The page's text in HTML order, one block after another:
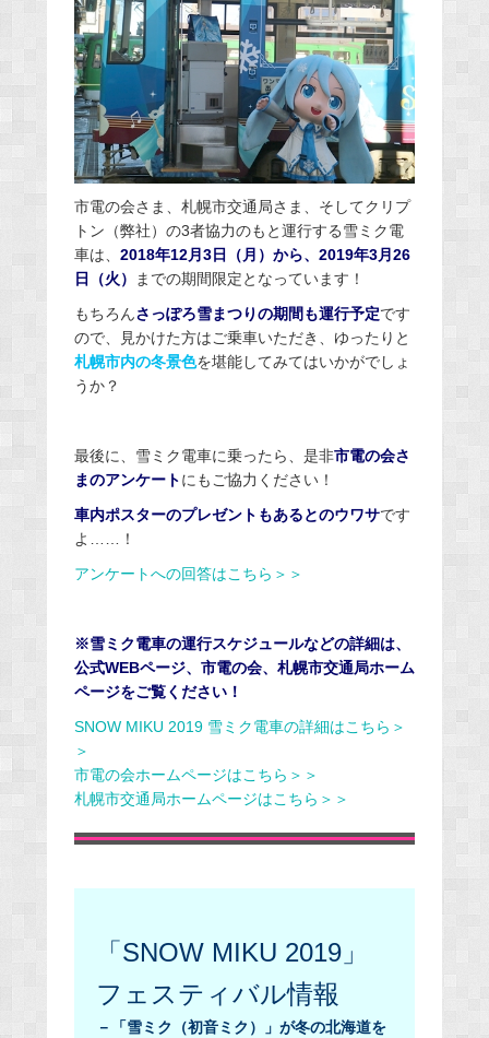
市電の会さま、札幌市交通局さま、そしてクリプ
トン（弊社）の3者協力のもと運行する雪ミク電
車は、 2018年12月3日（月）から、2019年3月26
日（火）
までの期間限定となっています！
もちろんさっぽろ雪まつりの期間も運行予定です
ので、見かけた方はご乗車いただき、ゆったりと
札幌市内の冬景色を堪能してみてはいかがでしょ
うか？
最後に、雪ミク電車に乗ったら、是非市電の会さ
まのアンケートにもご協力ください！
車内ポスターのプレゼントもあるとのウワサです
よ……！
アンケートへの回答はこちら＞＞
※雪ミク電車の運行スケジュールなどの詳細は、
公式WEBページ、市電の会、札幌市交通局ホーム
ページをご覧ください！
SNOW MIKU 2019 雪ミク電車の詳細はこちら＞
＞
市電の会ホームページはこちら＞＞
札幌市交通局ホームページはこちら＞＞
「SNOW MIKU 2019」
フェスティバル情報
－「雪ミク（初音ミク）」が冬の北海道を